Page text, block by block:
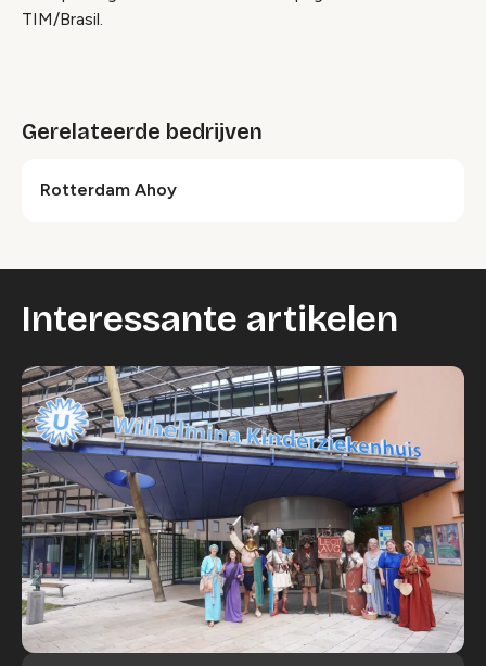
TIM/Brasil.
Gerelateerde bedrijven
Rotterdam Ahoy
Interessante artikelen